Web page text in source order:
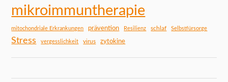
mikroimmuntherapie
mitochondriale Erkrankungen prävention Resilienz schlaf Selbstfürsorge
Stress vergesslichkeit virus zytokine